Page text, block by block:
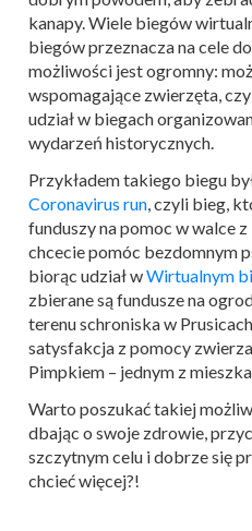
kanapy. Wiele biegów
biegów przeznacza na cele
możliwości jest ogromny:
wspomagające zwierzęta,
udział w biegach
wydarzeń historycznych.
Przykładem takiego biegu
Coronavirus run, czyli bieg,
funduszy na pomoc w walce
chcecie pomóc bezdomnym
biorąc udział wWirtualnym
zbierane są fundusze na
terenu schroniska w
satysfakcja z pomocy
Pimpkiem – jednym z
Warto poszukać takiej
dbając o swoje zdrowie,
szczytnym celu i dobrze się
chcieć więcej?!